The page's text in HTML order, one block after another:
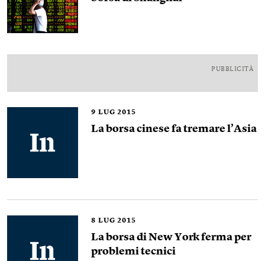
PUBBLICITÀ
9 LUG 2015
La borsa cinese fa tremare l’Asia
8 LUG 2015
La borsa di New York ferma per
problemi tecnici